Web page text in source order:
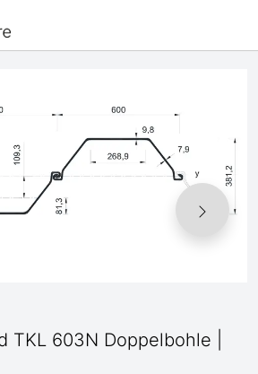
TKL 603N Doppelbohle |